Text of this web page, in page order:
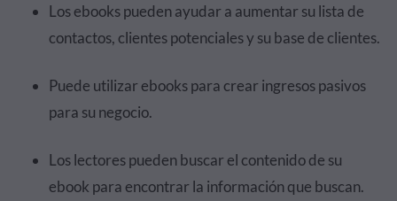
Los ebooks pueden ayudar a aumentar su lista de
contactos, clientes potenciales y su base de clientes.
Puede utilizar ebooks para crear ingresos pasivos
para su negocio.
Los lectores pueden buscar el contenido de su
ebook para encontrar la información que buscan.